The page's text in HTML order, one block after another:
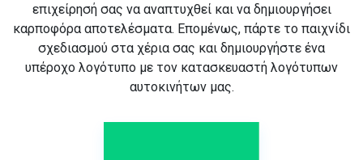
επιχείρησή σας να αναπτυχθεί και να δημιουργήσει
καρποφόρα αποτελέσματα. Επομένως, πάρτε το παιχνίδι
σχεδιασμού στα χέρια σας και δημιουργήστε ένα
υπέροχο λογότυπο με τον κατασκευαστή λογότυπων
αυτοκινήτων μας.